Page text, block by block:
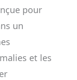
pour
un
et les